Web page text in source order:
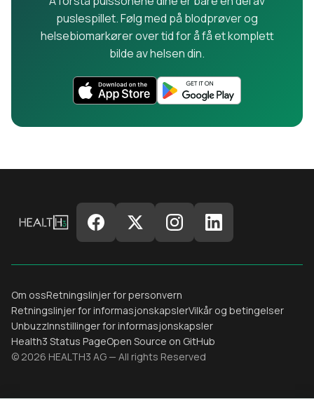
puslespillet. Følg med på blodprøver og
helsebiomarkører over tid for å få et komplett
bilde av helsen din.
Om ossRetningslinjer for personvern
Retningslinjer for informasjonskapslerVilkår og betingelser
UnbuzzInnstillinger for informasjonskapsler
Health3 Status PageOpen Source on GitHub
© 2026 HEALTH3 AG — All rights Reserved